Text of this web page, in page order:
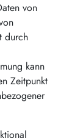
von
durch
kann
Zeitpunkt